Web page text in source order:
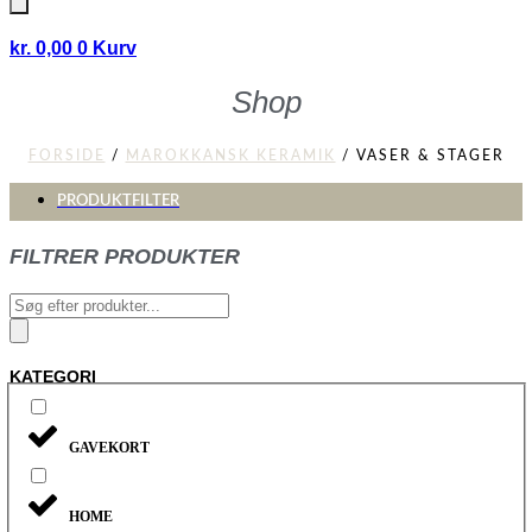
kr. 0,00 0 Kurv
Shop
FORSIDE / MAROKKANSK KERAMIK / VASER & STAGER
PRODUKTFILTER
FILTRER PRODUKTER
Products
search
KATEGORI
GAVEKORT
HOME